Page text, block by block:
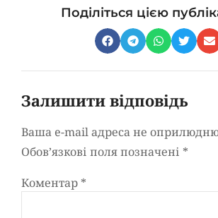
Поділіться цією
Залишити відповідь
Ваша e-mail адреса не
Обов’язкові поля позначені *
Коментар *